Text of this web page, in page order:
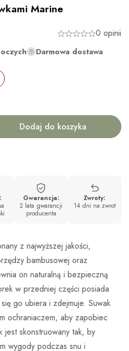
Marine
0 opinii
Darmowa dostawa
Dodaj do koszyka
Gwarancja:
2 lata gwarancji
producenta
Zwroty:
14 dni na zwrot
z najwyższej jakości,
bambusowej oraz
on naturalną i bezpieczną
w przedniej części posiada
go ubiera i zdejmuje. Suwak
ochraniaczem, aby zapobiec
skonstruowany tak, by
wygody podczas snu i